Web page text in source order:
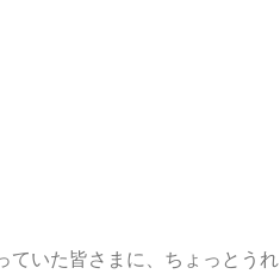
ていた皆さまに、ちょっとうれ